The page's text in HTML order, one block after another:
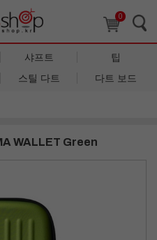
0
샤프트
팁
스틸 다트 다트 보드
WALLET Green